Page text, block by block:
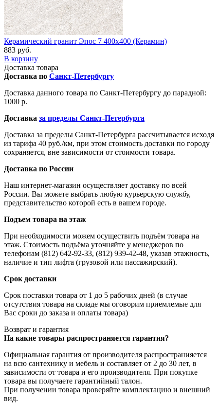
Керамический гранит Эпос 7 400х400 (Керамин)
883 руб.
В корзину
Доставка товара
Доставка по Санкт-Петербургу
Доставка данного товара по Санкт-Петербургу до парадной:
1000 р.
Доставка за пределы Санкт-Петербурга
Доставка за пределы Санкт-Петербурга рассчитывается исходя
из тарифа 40 руб./км, при этом стоимость доставки по городу
сохраняется, вне зависимости от стоимости товара.
Доставка по России
Наш интернет-магазин осуществляет доставку по всей
России. Вы можете выбрать любую курьерскую службу,
представительство которой есть в вашем городе.
Подъем товара на этаж
При необходимости можем осуществить подъём товара на
этаж. Стоимость подъёма уточняйте у менеджеров по
телефонам (812) 642-92-33, (812) 939-42-48, указав этажность,
наличие и тип лифта (грузовой или пассажирский).
Срок доставки
Срок поставки товара от 1 до 5 рабочих дней (в случае
отсутствия товара на складе мы оговорим приемлемые для
Вас сроки до заказа и оплаты товара)
Возврат и гарантия
На какие товары распространяется гарантия?
Официальная гарантия от производителя распространияется
на всю сантехнику и мебель и составляет от 2 до 30 лет, в
зависимости от товара и его производителя. При покупке
товара вы получаете гарантийный талон.
При получении товара проверяйте комплектацию и внешний
вид.